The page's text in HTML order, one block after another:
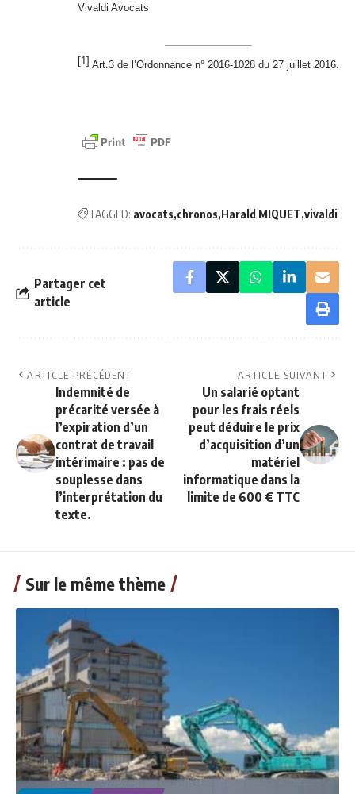
Vivaldi Avocats
[1] Art.3 de l’Ordonnance n° 2016-1028 du 27 juillet 2016.
TAGGED: avocats chronos Harald MIQUET vivaldi
Partager cet
article
ARTICLE PRÉCÉDENT
Indemnité de
précarité versée à
l’expiration d’un
contrat de travail
intérimaire : pas de
souplesse dans
l’interprétation du
texte.
ARTICLE SUIVANT
Un salarié optant
pour les frais réels
peut déduire le prix
d’acquisition d’un
matériel
informatique dans la
limite de 600 € TTC
Sur le même thème